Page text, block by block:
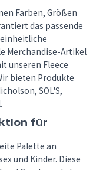
Farben, Größen
das passende
Merchandise-Artikel
unseren Fleece
bieten Produkte
SOL'S,
für
Palette an
und Kinder. Diese